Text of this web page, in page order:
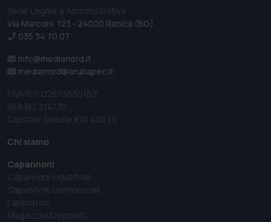
Sede Legale e Amministrativa
Via Marconi, 123 - 24020 Ranica (BG)
035 34 70 07
info@medianord.it
medianord@arubapec.it
P.IVA/C.F. 02673630162
REA BG. 314170
Capitale Sociale €10 400 I.V.
Chi siamo
Capannoni
Capannoni industriali
Capannoni commerciali
Laboratori
Magazzini/Depositi